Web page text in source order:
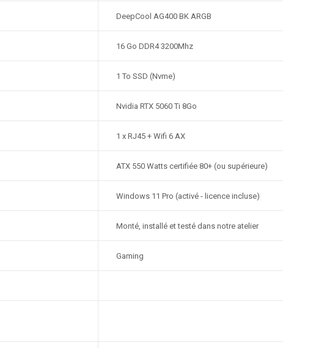
DeepCool AG400 BK ARGB
16 Go DDR4 3200Mhz
1 To SSD (Nvme)
Nvidia RTX 5060 Ti 8Go
1 x RJ45 + Wifi 6 AX
ATX 550 Watts certifiée 80+ (ou supérieure)
Windows 11 Pro (activé - licence incluse)
Monté, installé et testé dans notre atelier
Gaming